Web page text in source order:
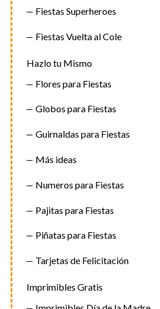
Fiestas Superheroes
Fiestas Vuelta al Cole
Hazlo tu Mismo
Flores para Fiestas
Globos para Fiestas
Guirnaldas para Fiestas
Más ideas
Numeros para Fiestas
Pajitas para Fiestas
Piñatas para Fiestas
Tarjetas de Felicitación
Imprimibles Gratis